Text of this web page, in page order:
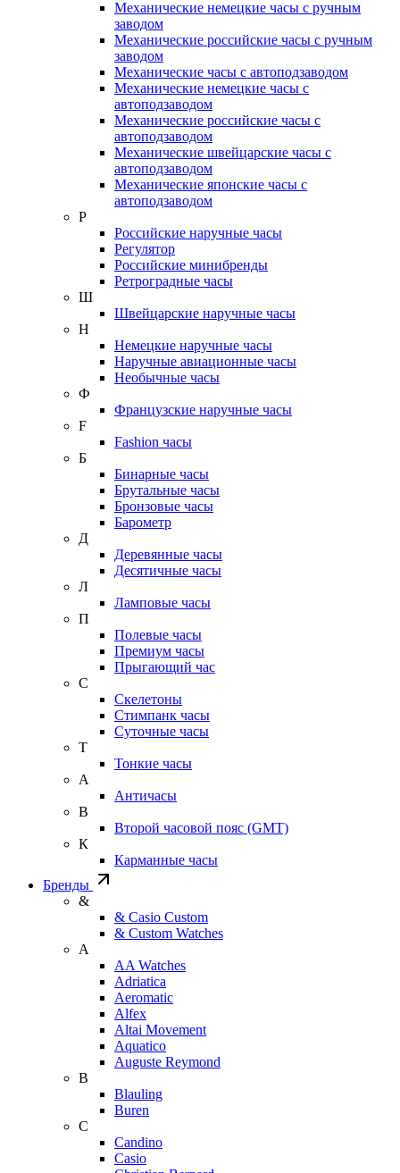
Механические немецкие часы с ручным
заводом
Механические российские часы с ручным
заводом
Механические часы с автоподзаводом
Механические немецкие часы с
автоподзаводом
Механические российские часы с
автоподзаводом
Механические швейцарские часы с
автоподзаводом
Механические японские часы с
автоподзаводом
Р
Российские наручные часы
Регулятор
Российские минибренды
Ретроградные часы
Ш
Швейцарские наручные часы
Н
Немецкие наручные часы
Наручные авиационные часы
Необычные часы
Ф
Французские наручные часы
F
Fashion часы
Б
Бинарные часы
Брутальные часы
Бронзовые часы
Барометр
Д
Деревянные часы
Десятичные часы
Л
Ламповые часы
П
Полевые часы
Премиум часы
Прыгающий час
С
Скелетоны
Стимпанк часы
Суточные часы
Т
Тонкие часы
А
Античасы
В
Второй часовой пояс (GMT)
К
Карманные часы
Бренды
&
& Casio Custom
& Custom Watches
A
AA Watches
Adriatica
Aeromatic
Alfex
Altai Movement
Aquatico
Auguste Reymond
B
Blauling
Buren
C
Candino
Casio